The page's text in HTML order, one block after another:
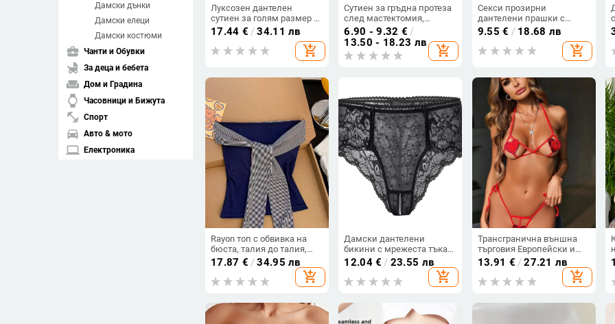
Дамски дънки
Дамски елеци
Дамски костюми
business_center Чанти и Обувки
child_friendly За деца и бебета
weekend Дом и Градина
watch Часовници и Бижута
fitness_center Спорт
directions_car Авто & мото
laptop Електроника
Луксозен дантелен
сутиен за голям размер с
принтирана дантела и
Push-Up
17.44 € /34.11 лв
add_shopping_cart
Сутиен за гръдна протеза
след мастектомия,
специален изкуствен
бельо за гърди,
симулация на изкуствена
подплънка за гърди без
6.90 - 9.32 € /
13.50 - 18.23 лв
add_shopping_cart
Секси прозирни
дантелени прашки с
открит чат за жени, голям
размер
9.55 € / 18.68 лв
add_shopping_cart
Rayon топ с обвивка на
бюста, талия до талия,
без гръб, дизайн с райета
и панделки, тясна кройка
17.87 € /34.95 лв
add_shopping_cart
Дамски дантелени
бикини с мрежеста тъкан
и отворен чат, найлон,
безшевни, ниска талия,
памучна подплата
12.04€ / 23.55 лв
add_shopping_cart
Трансгранична външна
търговия Европейски и
американски нови секси
бельо секси дамски
любовни кухи триточкови
бельо секси костюм на
13.91 € /27.21 лв
add_shopping_cart